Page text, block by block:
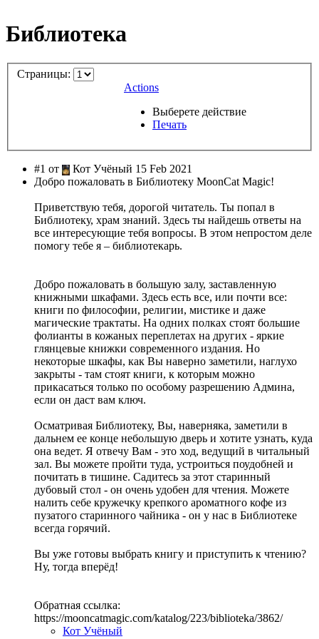
Библиотека
Страницы:
Actions
Выберете действие
Печать
#1 от
Кот Учёный 15 Feb 2021
Добро пожаловать в Библиотеку MoonCat Magic!
Приветствую тебя, дорогой читатель. Ты попал в
Библиотеку, храм знаний. Здесь ты найдешь ответы на
все интересующие тебя вопросы. В этом непростом деле
помогу тебе я – библиотекарь.
Добро пожаловать в большую залу, заставленную
книжными шкафами. Здесь есть все, или почти все:
книги по философии, религии, мистике и даже
магические трактаты. На одних полках стоят большие
фолианты в кожаных переплетах на других - яркие
глянцевые книжки современного издания. Но
некоторые шкафы, как Вы наверно заметили, наглухо
закрыты - там стоят книги, к которым можно
прикасаться только по особому разрешению Админа,
если он даст вам ключ.
Осматривая Библиотеку, Вы, наверняка, заметили в
дальнем ее конце небольшую дверь и хотите узнать, куда
она ведет. Я отвечу Вам - это ход, ведущий в читальный
зал. Вы можете пройти туда, устроиться поудобней и
почитать в тишине. Садитесь за этот старинный
дубовый стол - он очень удобен для чтения. Можете
налить себе кружечку крепкого ароматного кофе из
пузатого старинного чайника - он у нас в Библиотеке
всегда горячий.
Вы уже готовы выбрать книгу и приступить к чтению?
Ну, тогда вперёд!
Обратная ссылка:
https://mooncatmagic.com/katalog/223/biblioteka/3862/
Кот Учёный